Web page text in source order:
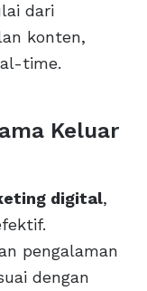
dari
konten,
time.
Keluar
digital,
pengalaman
dengan